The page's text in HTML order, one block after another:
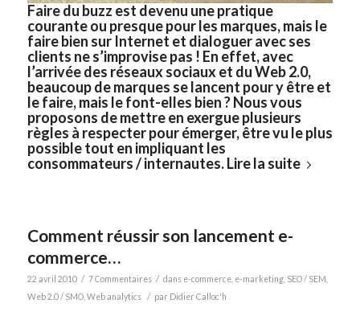
Faire du buzz est devenu une pratique
courante ou presque pour les marques, mais le
faire bien sur Internet et dialoguer avec ses
clients ne s’improvise pas ! En effet, avec
l’arrivée des réseaux sociaux et du Web 2.0,
beaucoup de marques se lancent pour y être et
le faire, mais le font-elles bien ? Nous vous
proposons de mettre en exergue plusieurs
règles à respecter pour émerger, être vu le plus
possible tout en impliquant les
consommateurs / internautes.Lire la suite
Comment réussir son lancement e-
commerce…
22 avril 2010 / 7 Commentaires / dans e-commerce, e-marketing, SEO / SEM
Web 2.0 / SMO, Web analytics / par Didier Calloc'h